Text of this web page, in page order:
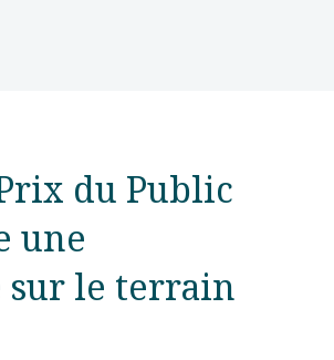
du Public
une
sur le terrain